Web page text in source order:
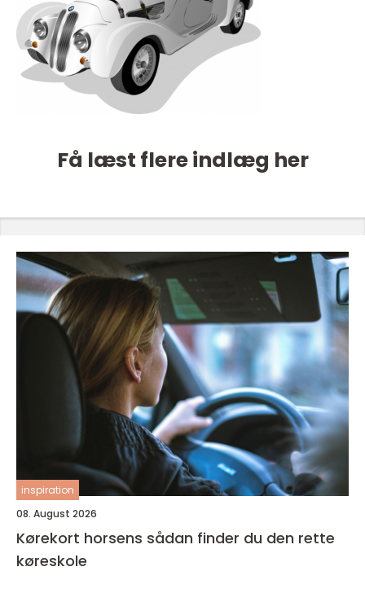
Få læst flere indlæg her
inspiration
08. August 2026
Kørekort horsens sådan finder du den rette
køreskole